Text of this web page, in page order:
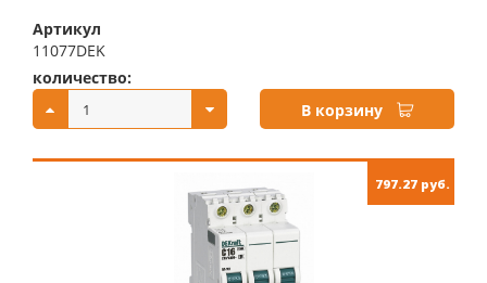
Артикул
11077DEK
количество:
В корзину
797.27 руб.